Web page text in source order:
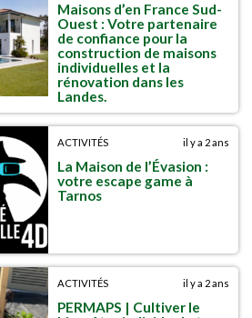
Maisons d’en France Sud-
Ouest : Votre partenaire
de confiance pour la
construction de maisons
individuelles et la
rénovation dans les
Landes.
ACTIVITÉS il y a 2 ans
La Maison de l’Évasion :
votre escape game à
Tarnos
ACTIVITÉS il y a 2 ans
PERMAPS | Cultiver le